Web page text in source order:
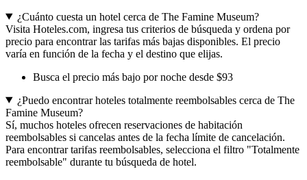
¿Cuánto cuesta un hotel cerca de The Famine Museum?
Visita Hoteles.com, ingresa tus criterios de búsqueda y ordena por
precio para encontrar las tarifas más bajas disponibles. El precio
varía en función de la fecha y el destino que elijas.
Busca el precio más bajo por noche desde $93
¿Puedo encontrar hoteles totalmente reembolsables cerca de The
Famine Museum?
Sí, muchos hoteles ofrecen reservaciones de habitación
reembolsables si cancelas antes de la fecha límite de cancelación.
Para encontrar tarifas reembolsables, selecciona el filtro "Totalmente
reembolsable" durante tu búsqueda de hotel.